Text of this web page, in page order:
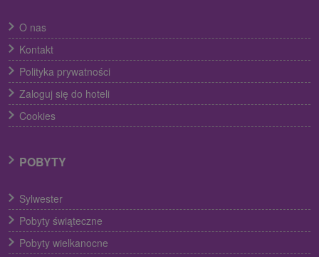
O nas
Kontakt
Polityka prywatności
Zaloguj się do hoteli
Cookies
POBYTY
Sylwester
Pobyty świąteczne
Pobyty wielkanocne